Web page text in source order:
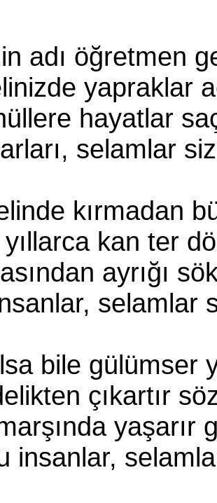
adı öğretmen
yapraklar
hayatlar
selamlar
kırmadan
kan ter
ayrığı
selamlar
bile gülümser
çıkartır
yaşarır
insanlar,